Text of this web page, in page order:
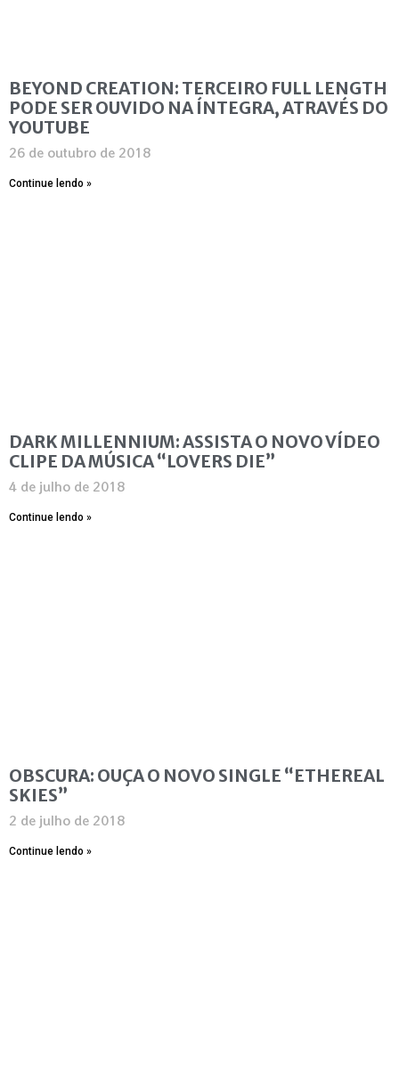
BEYOND CREATION: TERCEIRO FULL LENGTH
PODE SER OUVIDO NA ÍNTEGRA, ATRAVÉS DO
YOUTUBE
26 de outubro de 2018
Continue lendo »
DARK MILLENNIUM: ASSISTA O NOVO VÍDEO
CLIPE DA MÚSICA “LOVERS DIE”
4 de julho de 2018
Continue lendo »
OBSCURA: OUÇA O NOVO SINGLE “ETHEREAL
SKIES”
2 de julho de 2018
Continue lendo »